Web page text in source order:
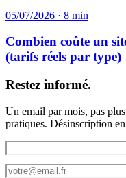
05/07/2026 · 8 min
Combien coûte un
(tarifs réels par type)
Restez informé.
Un email par mois, pas
pratiques. Désinscription